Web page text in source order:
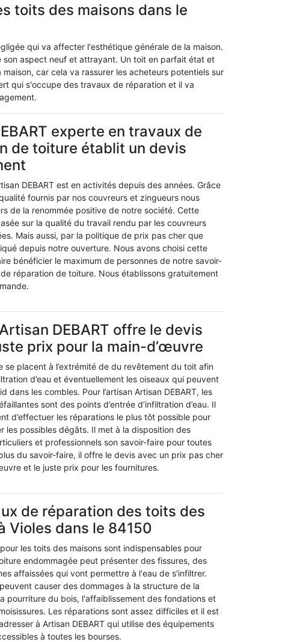
toits des maisons dans le
qui va affecter l'esthétique générale de la maison.
aspect neuf et attrayant. Un toit en parfait état et
car cela va rassurer les acheteurs potentiels sur
qui s'occupe des travaux de réparation et il va
experte en travaux de
de toiture établit un devis
DEBART est en activités depuis des années. Grâce
fournis par nos couvreurs et zingueurs nous
de la renommée positive de notre société. Cette
sur la qualité du travail rendu par les couvreurs
Mais aussi, par la politique de prix pas cher que
depuis notre ouverture. Nous avons choisi cette
bénéficier le maximum de personnes de notre savoir-
réparation de toiture. Nous établissons gratuitement
DEBART offre le devis
prix pour la main-d’œuvre
se placent à l’extrémité de du revêtement du toit afin
d’eau et éventuellement les oiseaux qui peuvent
dans les combles. Pour l’artisan Artisan DEBART, les
sont des points d’entrée d’infiltration d’eau. Il
d’effectuer les réparations le plus tôt possible pour
les possibles dégâts. Il met à la disposition des
et professionnels son savoir-faire pour toutes
du savoir-faire, il offre le devis avec un prix pas cher
et le juste prix pour les fournitures.
de réparation des toits des
Violes dans le 84150
les toits des maisons sont indispensables pour
endommagée peut présenter des fissures, des
affaissées qui vont permettre à l'eau de s'infiltrer.
causer des dommages à la structure de la
pourriture du bois, l'affaiblissement des fondations et
Les réparations sont assez difficiles et il est
à Artisan DEBART qui utilise des équipements
à toutes les bourses.